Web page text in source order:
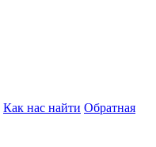
Как нас найти Обратная